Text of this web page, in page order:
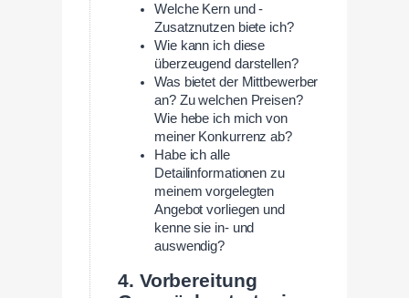
Welche Kern und -
Zusatznutzen biete ich?
Wie kann ich diese
überzeugend darstellen?
Was bietet der Mittbewerber
an? Zu welchen Preisen?
Wie hebe ich mich von
meiner Konkurrenz ab?
Habe ich alle
Detailinformationen zu
meinem vorgelegten
Angebot vorliegen und
kenne sie in- und
auswendig?
4. Vorbereitung